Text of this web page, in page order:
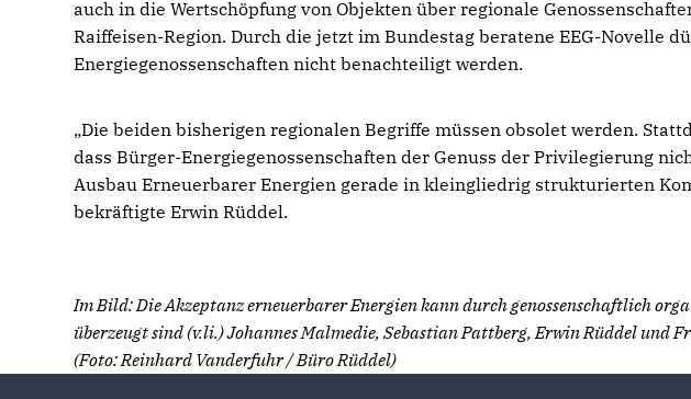
auch in die Wertschöpfung von Objekten über regionale
Raiffeisen-Region. Durch die jetzt im Bundestag beratene EEG-Novelle
Energiegenossenschaften nicht benachteiligt werden.
Die beiden bisherigen regionalen Begriffe müssen obsolet werden.
dass Bürger-Energiegenossenschaften der Genuss der Privilegierung
Ausbau Erneuerbarer Energien gerade in kleingliedrig strukturierten
bekräftigte Erwin Rüddel.
Im Bild: Die Akzeptanz erneuerbarer Energien kann durch genossenschaftlich
überzeugt sind (v.li.) Johannes Malmedie, Sebastian Pattberg, Erwin Rüddel und
(Foto: Reinhard Vanderfuhr / Büro Rüddel)